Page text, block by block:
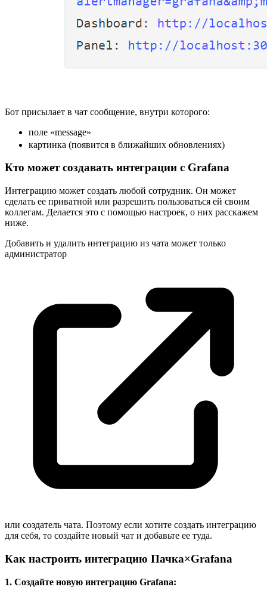
Бот присылает в чат сообщение, внутри которого:
поле «message»
картинка (появится в ближайших обновлениях)
Кто может создавать интеграции с Grafana
Интеграцию может создать любой сотрудник. Он может
сделать ее приватной или разрешить пользоваться ей своим
коллегам. Делается это с помощью настроек, о них расскажем
ниже.
Добавить и удалить интеграцию из чата может только
администратор
или создатель чата. Поэтому если хотите создать интеграцию
для себя, то создайте новый чат и добавьте ее туда.
Как настроить интеграцию Пачка×Grafana
1. Создайте новую интеграцию Grafana: